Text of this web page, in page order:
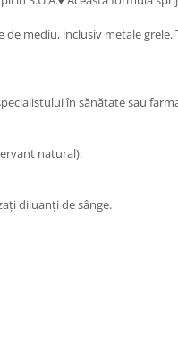
mediu, inclusiv metale
în sănătate sau
natural).
diluanți de sânge.